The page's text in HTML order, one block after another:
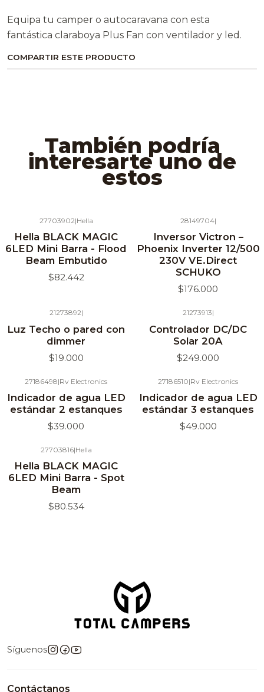
Equipa tu camper o autocaravana con esta
fantástica claraboya Plus Fan con ventilador y led.
COMPARTIR ESTE PRODUCTO
También podría
interesarte uno de
estos
27703902|Hella
Hella BLACK MAGIC
6LED Mini Barra - Flood
Beam Embutido
$82.442
28149704|
Inversor Victron –
Phoenix Inverter 12/500
230V VE.Direct
SCHUKO
$176.000
21273892|
Luz Techo o pared con
dimmer
$19.000
21273913|
Controlador DC/DC
Solar 20A
$249.000
27186498|Rv Electronics
Indicador de agua LED
estándar 2 estanques
$39.000
27186510|Rv Electronics
Indicador de agua LED
estándar 3 estanques
$49.000
27703816|Hella
Hella BLACK MAGIC
6LED Mini Barra - Spot
Beam
$80.534
Síguenos
Contáctanos